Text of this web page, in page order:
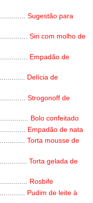
Sugestão para
Siri com molho de
Empadão de
Delícia de
Strogonoff de
Bolo confeitado
Empadão de nata
Torta mousse de
Torta gelada de
Rosbife
Pudim de leite à